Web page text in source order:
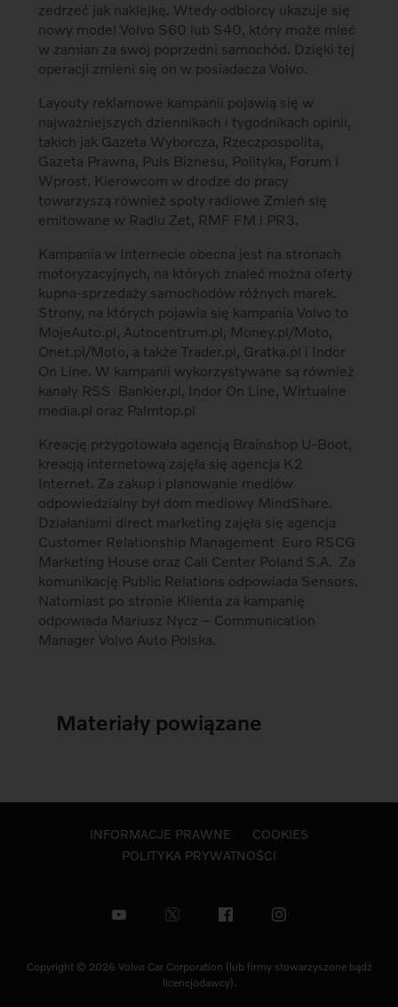
zedrzeć jak naklejkę. Wtedy odbiorcy ukazuje się
nowy model Volvo S60 lub S40, który może mieć
w zamian za swój poprzedni samochód. Dzięki tej
operacji zmieni się on w posiadacza Volvo.
Layouty reklamowe kampanii pojawią się w
najważniejszych dziennikach i tygodnikach opinii,
takich jak Gazeta Wyborcza, Rzeczpospolita,
Gazeta Prawna, Puls Biznesu, Polityka, Forum i
Wprost. Kierowcom w drodze do pracy
towarzyszą również spoty radiowe Zmień się
emitowane w Radiu Zet, RMF FM i PR3.
Kampania w Internecie obecna jest na stronach
motoryzacyjnych, na których znaleć można oferty
kupna-sprzedaży samochodów różnych marek.
Strony, na których pojawia się kampania Volvo to
MojeAuto.pl, Autocentrum.pl, Money.pl/Moto,
Onet.pl/Moto, a także Trader.pl, Gratka.pl i Indor
On Line. W kampanii wykorzystywane są również
kanały RSS Bankier.pl, Indor On Line, Wirtualne
media.pl oraz Palmtop.pl
Kreację przygotowała agencją Brainshop U-Boot,
kreacją internetową zajęła się agencja K2
Internet. Za zakup i planowanie mediów
odpowiedzialny był dom mediowy MindShare.
Działaniami direct marketing zajęła się agencja
Customer Relationship Management  Euro RSCG
Marketing House oraz Call Center Poland S.A. Za
komunikację Public Relations odpowiada Sensors.
Natomiast po stronie Klienta za kampanię
odpowiada Mariusz Nycz – Communication
Manager Volvo Auto Polska.
Materiały powiązane
INFORMACJE PRAWNE
COOKIES
POLITYKA PRYWATNOŚCI
Copyright © 2026 Volvo Car Corporation (lub firmy stowarzyszone bądź
licencjodawcy).